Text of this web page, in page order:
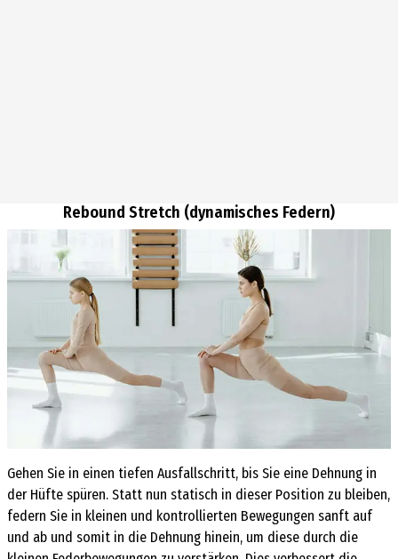
Rebound Stretch (dynamisches Federn)
Gehen Sie in einen tiefen Ausfallschritt, bis Sie eine Dehnung in
der Hüfte spüren. Statt nun statisch in dieser Position zu bleiben,
federn Sie in kleinen und kontrollierten Bewegungen sanft auf
und ab und somit in die Dehnung hinein, um diese durch die